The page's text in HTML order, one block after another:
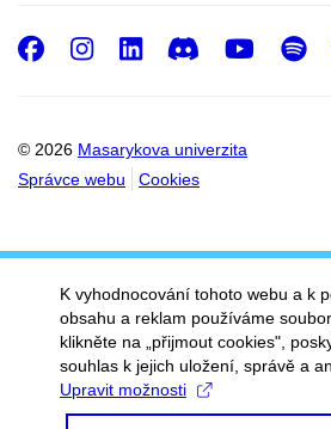
© 2026 Masarykova univerzita
Správce webu
Cookies
Facebook
Instagram
LinkedIn
Discord
K vyhodnocování tohoto webu a k
obsahu a reklam používáme
klikněte na „přijmout cookies",
souhlas k jejich uložení, správě a
Upravit možnosti